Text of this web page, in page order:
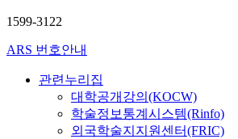
1599-3122
ARS 번호안내
관련누리집
대학공개강의(KOCW)
학술정보통계시스템(Rinfo)
외국학술지지원센터(FRIC)